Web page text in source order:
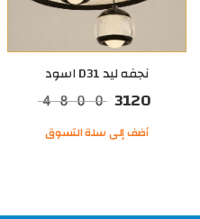
نجفه ليد D31 اسود
3120
4800
أضف إلى سلة التسوق